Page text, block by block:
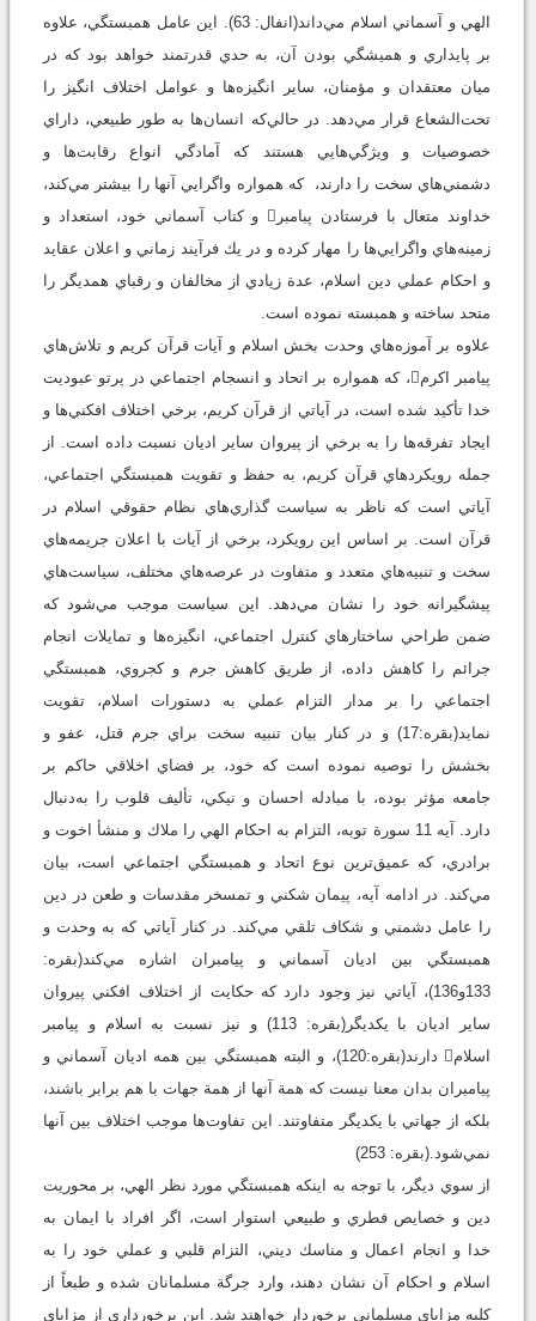
الهي و آسماني اسلام مي‌داند(انفال: 63). اين عامل همبستگي، علاوه
بر پايداري و هميشگي بودن آن، به حدي قدرتمند خواهد بود كه در
ميان معتقدان و مؤمنان، ساير انگيزه‌ها و عوامل اختلاف انگيز را
تحت‌الشعاع قرار مي‌دهد. در حالي‌كه انسان‌ها به طور طبيعي، داراي
خصوصيات و ويژگي‌هايي هستند كه آمادگي انواع رقابت‌ها و
دشمني‌هاي سخت را دارند، كه همواره واگرايي آنها را بيشتر مي‌كند،
خداوند متعال با فرستادن پبامبر و كتاب آسماني خود، استعداد و
زمينه‌هاي واگرايي‌ها را مهار كرده و در يك فرآيند زماني و اعلان عقايد
و احكام عملي دين اسلام، عدة زيادي از مخالفان و رقباي همديگر را
متحد ساخته و همبسته نموده است.
علاوه بر آموزه‌هاي وحدت بخش اسلام و آيات قرآن كريم و تلاش‌هاي
پيامبر اكرم، كه همواره بر اتحاد و انسجام اجتماعي در پرتو عبوديت
خدا تأكيد شده است، در آياتي از قرآن كريم، برخي اختلاف افكني‌ها و
ايجاد تفرقه‌ها را به برخي از پيروان ساير اديان نسبت داده است. از
جمله رويكردهاي قرآن كريم، به حفظ و تقويت همبستگي اجتماعي،
آياتي است كه ناظر به سياست گذاري‌هاي نظام حقوقي اسلام در
قرآن است. بر اساس اين رويكرد، برخي از آيات با اعلان جريمه‌هاي
سخت و تنبيه‌هاي متعدد و متفاوت در عرصه‌هاي مختلف، سياست‌هاي
پيشگيرانه خود را نشان مي‌دهد. اين سياست موجب مي‌شود كه
ضمن طراحي ساختارهاي كنترل اجتماعي، انگيزه‌ها و تمايلات انجام
جرائم را كاهش داده، از طريق كاهش جرم و كجروي، همبستگي
اجتماعي را بر مدار التزام عملي به دستورات اسلام، تقويت
نمايد(بقره:17) و در كنار بيان تنبيه سخت براي جرم قتل، عفو و
بخشش را توصيه نموده است كه خود، بر فضاي اخلاقي حاكم بر
جامعه مؤثر بوده، با مبادله احسان و نيكي، تأليف قلوب را به‌دنبال
دارد. آيه 11 سورة توبه، التزام به احكام الهي را ملاك و منشأ اخوت و
برادري، كه عميق‌ترين نوع اتحاد و همبستگي اجتماعي است، بيان
مي‌كند. در ادامه آيه، پيمان شكني و تمسخر مقدسات و طعن در دين
را عامل دشمني و شكاف تلقي مي‌كند. در كنار آياتي كه به وحدت و
همبستگي بين اديان آسماني و پيامبران اشاره مي‌كند(بقره:
133و136)، آياتي نيز وجود دارد كه حكايت از اختلاف افكني پيروان
ساير اديان با يكديگر(بقره: 113) و نيز نسبت به اسلام و پيامبر
اسلام دارند(بقره:120)، و البته همبستگي بين همه اديان آسماني و
پيامبران بدان معنا نيست كه همة آنها از همة جهات با هم برابر باشند،
بلكه از جهاتي با يكديگر متفاوتند. اين تفاوت‌ها موجب اختلاف بين آنها
نمي‌شود.(بقره: 253)
از سوي ديگر، با توجه به اينكه همبستگي مورد نظر الهي، بر محوريت
دين و خصايص فطري و طبيعي استوار است، اگر افراد با ايمان به
خدا و انجام اعمال و مناسك ديني، التزام قلبي و عملي خود را به
اسلام و احكام آن نشان دهند، وارد جرگة مسلمانان شده و طبعاً از
كليه مزاياي مسلماني برخوردار خواهند شد. اين برخورداري از مزاياي